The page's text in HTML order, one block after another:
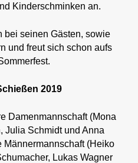
Kinderschminken an.
bei seinen Gästen, sowie
und freut sich schon aufs
2019
Damenmannschaft (Mona
Julia Schmidt und Anna
Männermannschaft (Heiko
Lukas Wagner